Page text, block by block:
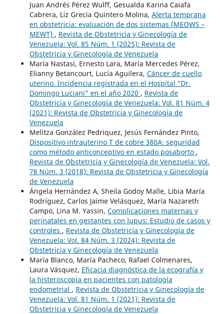
Juan Andrés Pérez Wulff, Gesualda Karina Caiafa
Cabrera, Liz Grecia Quintero Molina, Alerta temprana
en obstetricia: evaluación de dos sistemas (MEOWS –
MEWT) , Revista de Obstetricia y Ginecología de
Venezuela: Vol. 85 Núm. 1 (2025): Revista de
Obstetricia y Ginecología de Venezuela
María Nastasi, Ernesto Lara, María Mercedes Pérez,
Elianny Betancourt, Lucía Aguilera, Cáncer de cuello
uterino. Incidencia registrada en el Hospital “Dr.
Domingo Luciani” en el año 2020 , Revista de
Obstetricia y Ginecología de Venezuela: Vol. 81 Núm. 4
(2021): Revista de Obstetricia y Ginecología de
Venezuela
Melitza González Pedriquez, Jesús Fernández Pinto,
Dispositivo intrauterino T de cobre 380A: seguridad
como método anticonceptivo en estado posaborto ,
Revista de Obstetricia y Ginecología de Venezuela: Vol.
78 Núm. 3 (2018): Revista de Obstetricia y Ginecología
de Venezuela
Ángela Hernández A, Sheila Godoy Malle, Libia María
Rodríguez, Carlos Jaime Velásquez, María Nazareth
Campo, Lina M. Yassin, Complicaciones maternas y
perinatales en gestantes con lupus: Estudio de casos y
controles , Revista de Obstetricia y Ginecología de
Venezuela: Vol. 84 Núm. 3 (2024): Revista de
Obstetricia y Ginecología de Venezuela
María Blanco, María Pacheco, Rafael Colmenares,
Laura Vásquez, Eficacia diagnóstica de la ecografía y
la histeroscopia en pacientes con patología
endometrial , Revista de Obstetricia y Ginecología de
Venezuela: Vol. 81 Núm. 1 (2021): Revista de
Obstetricia y Ginecología de Venezuela